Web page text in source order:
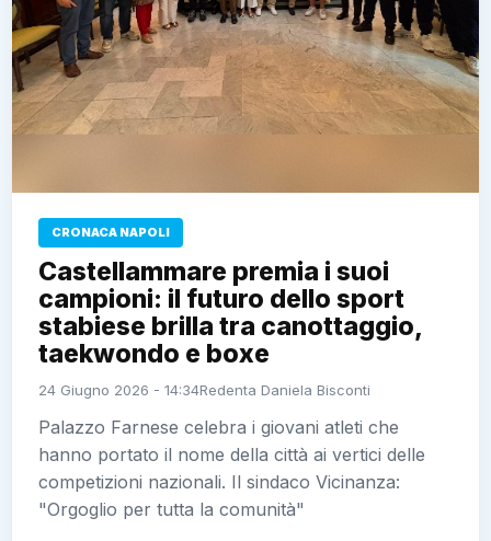
CRONACA NAPOLI
Castellammare premia i suoi
campioni: il futuro dello sport
stabiese brilla tra canottaggio,
taekwondo e boxe
24 Giugno 2026 - 14:34Redenta Daniela Bisconti
Palazzo Farnese celebra i giovani atleti che
hanno portato il nome della città ai vertici delle
competizioni nazionali. Il sindaco Vicinanza:
"Orgoglio per tutta la comunità"